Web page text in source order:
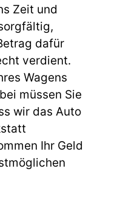
Zeit und
dafür
verdient.
Wagens
müssen Sie
wir das Auto
Ihr Geld